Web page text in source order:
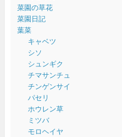
菜園の草花
菜園日記
葉菜
キャベツ
シソ
シュンギク
チマサンチュ
チンゲンサイ
パセリ
ホウレン草
ミツバ
モロヘイヤ